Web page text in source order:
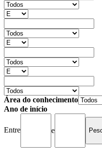
Área do conhecimento
Ano de início
Entre e